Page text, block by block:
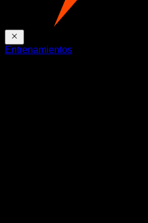
Entrenamientos